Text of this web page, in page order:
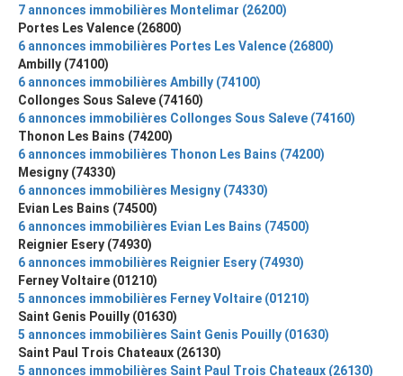
7 annonces immobilières Montelimar (26200)
Portes Les Valence (26800)
6 annonces immobilières Portes Les Valence (26800)
Ambilly (74100)
6 annonces immobilières Ambilly (74100)
Collonges Sous Saleve (74160)
6 annonces immobilières Collonges Sous Saleve (74160)
Thonon Les Bains (74200)
6 annonces immobilières Thonon Les Bains (74200)
Mesigny (74330)
6 annonces immobilières Mesigny (74330)
Evian Les Bains (74500)
6 annonces immobilières Evian Les Bains (74500)
Reignier Esery (74930)
6 annonces immobilières Reignier Esery (74930)
Ferney Voltaire (01210)
5 annonces immobilières Ferney Voltaire (01210)
Saint Genis Pouilly (01630)
5 annonces immobilières Saint Genis Pouilly (01630)
Saint Paul Trois Chateaux (26130)
5 annonces immobilières Saint Paul Trois Chateaux (26130)